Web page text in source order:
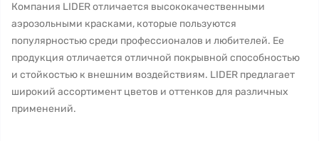
Компания LIDER отличается высококачественными
аэрозольными красками, которые пользуются
популярностью среди профессионалов и любителей. Ее
продукция отличается отличной покрывной способностью
и стойкостью к внешним воздействиям. LIDER предлагает
широкий ассортимент цветов и оттенков для различных
применений.